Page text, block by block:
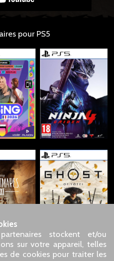
pour PS5
stockent et/ou
sur votre appareil, telles
de cookies pour traiter les